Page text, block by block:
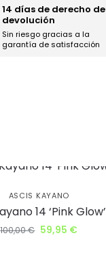
14 días de derecho de
devolución
Sin riesgo gracias a la
garantía de satisfacción
ASCIS KAYANO
14 ‘Pink Glow’
100,00€ 59,95 €